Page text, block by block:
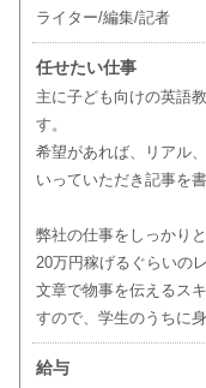
ライター/編集/記者
任せたい仕事
主に子ども向けの英語
す。
希望があれば、リアル
いっていただき記事を
弊社の仕事をしっかり
20万円稼げるぐらいの
文章で物事を伝えるス
すので、学生のうちに
給与